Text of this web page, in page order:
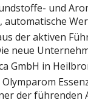
und
der aktiven
neue
GmbH in
der